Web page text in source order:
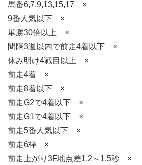
馬番6,7,9,13,15,17 ×
9番人気以下 ×
単勝30倍以上 ×
間隔3週以内で前走4着以下 ×
休み明け4戦目以上 ×
前走4着 ×
前走8着以下 ×
前走G2で4着以下 ×
前走G1で4着以下 ×
前走5番人気以下 ×
前走6枠 ×
前走上がり3F地点差1.2～1.5秒 ×